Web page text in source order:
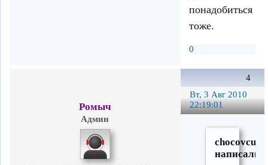
понадобиться
тоже.
0
4
Вт, 3 Авг 2010
22:19:01
Ромыч
Админ
chocovcus